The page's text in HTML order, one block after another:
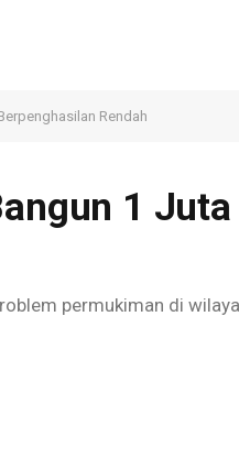
Rendah
1
permukiman di